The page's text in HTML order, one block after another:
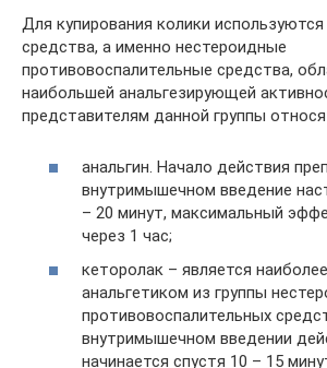
Для купирования колики
средства, а именно нестероидные
противовоспалительные средства,
наибольшей анальгезирующей
представителям данной группы
анальгин. Начало действия
внутримышечном введение
– 20 минут, максимальный
через 1 час;
кеторолак – является
анальгетиком из группы
противовоспалительных
внутримышечном введении
начинается спустя 10 – 15